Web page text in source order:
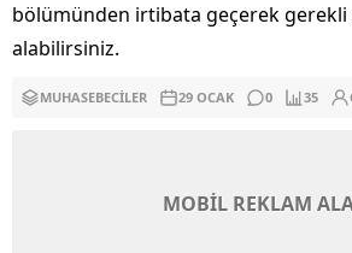
bölümünden irtibata geçerek
alabilirsiniz.
MUHASEBECILER 29 OCAK 0 35
MOBİL REKLAM